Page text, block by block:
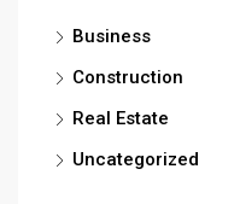
Business
Construction
Real Estate
Uncategorized